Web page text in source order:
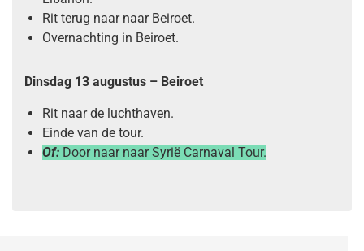
Rit terug naar naar Beiroet.
Overnachting in Beiroet.
Dinsdag 13 augustus – Beiroet
Rit naar de luchthaven.
Einde van de tour.
Of: Door naar naarSyrië Carnaval Tour.